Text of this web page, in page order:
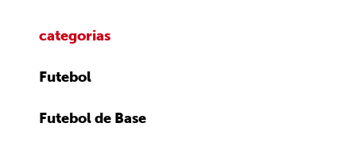
categorias
Futebol
Futebol de Base